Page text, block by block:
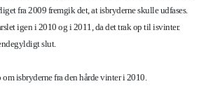
fra 2009 fremgik det, at isbryderne skulle udfases.
igen i 2010 og i 2011, da det trak op til isvinter.
slut.
isbryderne fra den hårde vinter i 2010.